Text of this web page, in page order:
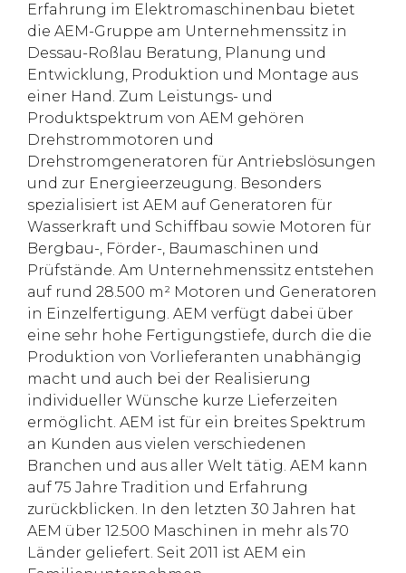
Erfahrung im Elektromaschinenbau bietet
die AEM-Gruppe am Unternehmenssitz in
Dessau-Roßlau Beratung, Planung und
Entwicklung, Produktion und Montage aus
einer Hand. Zum Leistungs- und
Produktspektrum von AEM gehören
Drehstrommotoren und
Drehstromgeneratoren für Antriebslösungen
und zur Energieerzeugung. Besonders
spezialisiert ist AEM auf Generatoren für
Wasserkraft und Schiffbau sowie Motoren für
Bergbau-, Förder-, Baumaschinen und
Prüfstände. Am Unternehmenssitz entstehen
auf rund 28.500 m² Motoren und Generatoren
in Einzelfertigung. AEM verfügt dabei über
eine sehr hohe Fertigungstiefe, durch die die
Produktion von Vorlieferanten unabhängig
macht und auch bei der Realisierung
individueller Wünsche kurze Lieferzeiten
ermöglicht. AEM ist für ein breites Spektrum
an Kunden aus vielen verschiedenen
Branchen und aus aller Welt tätig. AEM kann
auf 75 Jahre Tradition und Erfahrung
zurückblicken. In den letzten 30 Jahren hat
AEM über 12.500 Maschinen in mehr als 70
Länder geliefert. Seit 2011 ist AEM ein